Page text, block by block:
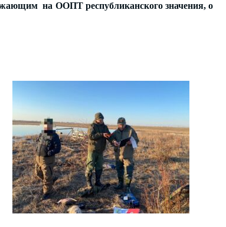
на ООПТ республиканского значения, о